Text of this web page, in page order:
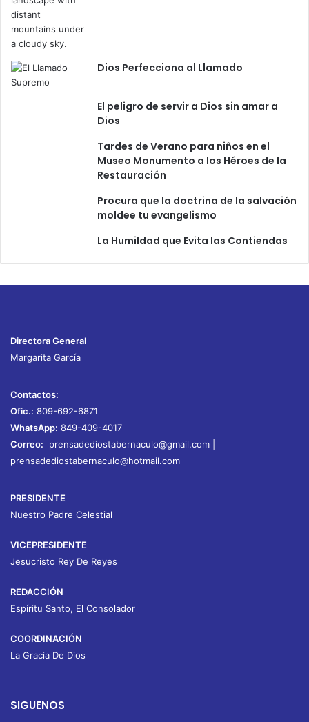
Dios Perfecciona al Llamado
El peligro de servir a Dios sin amar a
Dios
Tardes de Verano para niños en el
Museo Monumento a los Héroes de la
Restauración
Procura que la doctrina de la salvación
moldee tu evangelismo
La Humildad que Evita las Contiendas
Directora General
Margarita García
Contactos:
Ofic.: 809-692-6871
WhatsApp: 849-409-4017
Correo:
prensadediostabernaculo@gmail.com
prensadediostabernaculo@hotmail.com
PRESIDENTE
Nuestro Padre Celestial
VICEPRESIDENTE
Jesucristo Rey De Reyes
REDACCIÓN
Espíritu Santo, El Consolador
COORDINACIÓN
La Gracia De Dios
SIGUENOS